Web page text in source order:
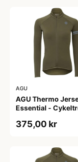
AGU
AGU Thermo
Essential -
L
375,00 kr